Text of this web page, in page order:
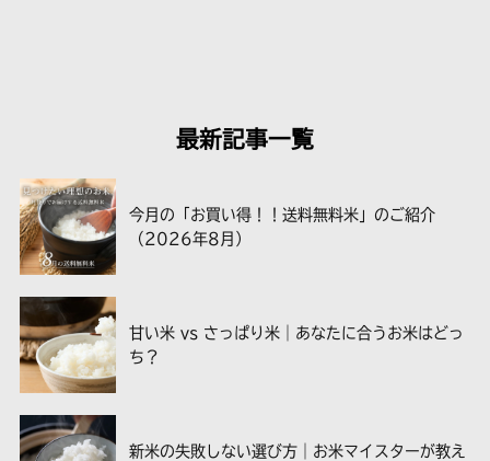
最新記事一覧
今月の「お買い得！！送料無料米」のご紹介
（2026年8月）
甘い米 vs さっぱり米｜あなたに合うお米はどっ
ち？
新米の失敗しない選び方｜お米マイスターが教え